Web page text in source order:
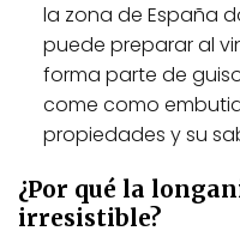
la zona de España
puede preparar al
forma parte de
come como
propiedades y su
¿Por qué la
irresistible?